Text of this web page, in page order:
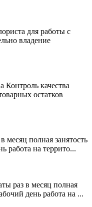
для работы с
владение
Контроль качества
остатков
месяц полная занятость
работа на террито...
раз в месяц полная
день работа на ...